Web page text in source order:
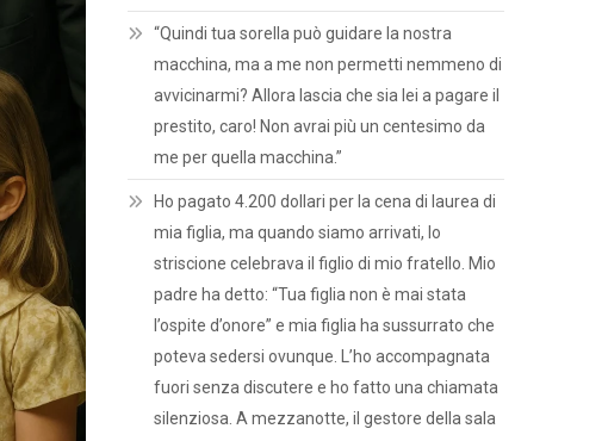
“Quindi tua sorella può guidare la nostra
macchina, ma a me non permetti nemmeno di
avvicinarmi? Allora lascia che sia lei a pagare il
prestito, caro! Non avrai più un centesimo da
me per quella macchina.”
Ho pagato 4.200 dollari per la cena di laurea di
mia figlia, ma quando siamo arrivati, lo
striscione celebrava il figlio di mio fratello. Mio
padre ha detto: “Tua figlia non è mai stata
l’ospite d’onore” e mia figlia ha sussurrato che
poteva sedersi ovunque. L’ho accompagnata
fuori senza discutere e ho fatto una chiamata
silenziosa. A mezzanotte, il gestore della sala